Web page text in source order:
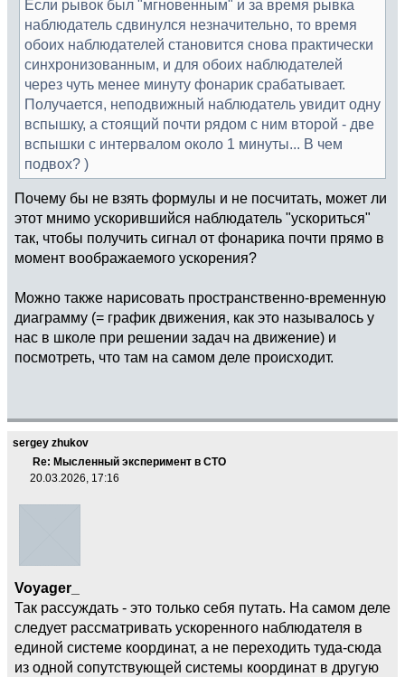
Если рывок был "мгновенным" и за время рывка
наблюдатель сдвинулся незначительно, то время
обоих наблюдателей становится снова практически
синхронизованным, и для обоих наблюдателей
через чуть менее минуту фонарик срабатывает.
Получается, неподвижный наблюдатель увидит одну
вспышку, а стоящий почти рядом с ним второй - две
вспышки с интервалом около 1 минуты... В чем
подвох? )
Почему бы не взять формулы и не посчитать, может ли
этот мнимо ускорившийся наблюдатель "ускориться"
так, чтобы получить сигнал от фонарика почти прямо в
момент воображаемого ускорения?
Можно также нарисовать пространственно-временную
диаграмму (= график движения, как это называлось у
нас в школе при решении задач на движение) и
посмотреть, что там на самом деле происходит.
sergey zhukov
Re: Мысленный эксперимент в СТО
20.03.2026, 17:16
Voyager_
Так рассуждать - это только себя путать. На самом деле
следует рассматривать ускоренного наблюдателя в
единой системе координат, а не переходить туда-сюда
из одной сопутствующей системы координат в другую